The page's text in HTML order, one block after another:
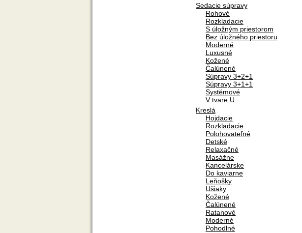
Sedacie súpravy
Rohové
Rozkladacie
S úložným priestorom
Bez úložného priestoru
Moderné
Luxusné
Kožené
Čalúnené
Súpravy 3+2+1
Súpravy 3+1+1
Systémové
V tvare U
Kreslá
Hojdacie
Rozkladacie
Polohovateľné
Detské
Relaxačné
Masážne
Kancelárske
Do kaviarne
Leňošky
Ušiaky
Kožené
Čalúnené
Ratanové
Moderné
Pohodlné